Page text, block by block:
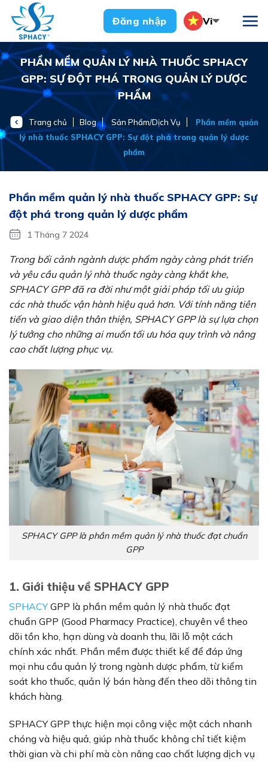
Chuyển
đến
dung
Đăng nhập Vi
PHẦN MỀM QUẢN LÝ NHÀ THUỐC SPHACY
GPP: SỰ ĐỘT PHÁ TRONG QUẢN LÝ DƯỢC
PHẨM
Trang chủ Blog Sản Phẩm/Dịch Vụ
Phần mềm quản
lý nhà thuốc SPHACY GPP: Sự đột phá trong quản lý dược
phẩm
Phần mềm quản lý nhà thuốc SPHACY GPP: Sự
đột phá trong quản lý dược phẩm
1 Tháng 7 2024
Trong bối cảnh ngành dược phẩm ngày càng phát triển
và yêu cầu quản lý nhà thuốc ngày càng khắt khe,
SPHACY GPP đã ra đời như một giải pháp tối ưu giúp
các nhà thuốc vận hành hiệu quả hơn. Với tính năng tiên
tiến và giao diện thân thiện, SPHACY GPP là sự lựa chọn
lý tưởng cho những ai muốn tối ưu hóa quy trình và nâng
cao chất lượng phục vụ.
SPHACY GPP là phần mềm quản lý nhà thuốc đạt chuẩn
GPP
1. Giới thiệu về SPHACY GPP
SPHACYGPP là phần mềm quản lý nhà thuốc đạt
chuẩn GPP (Good Pharmacy Practice), chuyên về theo
dõi tồn kho, hạn dùng và doanh thu, lãi lỗ một cách
chính xác nhất. Phần mềm được thiết kế để đáp ứng
mọi nhu cầu quản lý trong ngành dược phẩm, từ kiểm
soát kho thuốc, quản lý bán hàng đến theo dõi thông tin
khách hàng.
SPHACY GPP thực hiện mọi công việc một cách nhanh
chóng và hiệu quả, giúp nhà thuốc không chỉ tiết kiệm
thời gian và chi phí mà còn nâng cao chất lượng dịch vụ